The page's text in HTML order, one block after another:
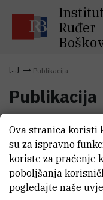
Institut
Ruđer
Publikacija
Publikacija
Publikacija
Ova stranica koristi
su za ispravno
koriste za praćenje
poboljšanja
pogledajte naše